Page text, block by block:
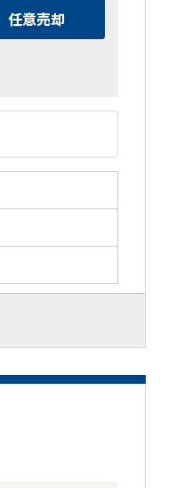
任意売却